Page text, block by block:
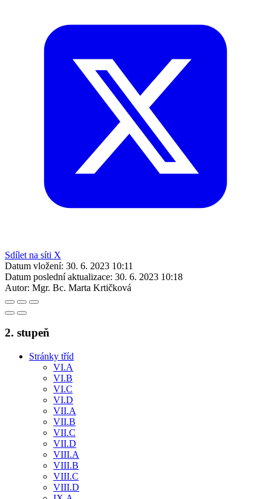
Sdílet na síti X
Datum vložení: 30. 6. 2023 10:11
Datum poslední aktualizace: 30. 6. 2023 10:18
Autor: Mgr. Bc. Marta Krtičková
2. stupeň
Stránky tříd
VI.A
VI.B
VI.C
VI.D
VII.A
VII.B
VII.C
VII.D
VIII.A
VIII.B
VIII.C
VIII.D